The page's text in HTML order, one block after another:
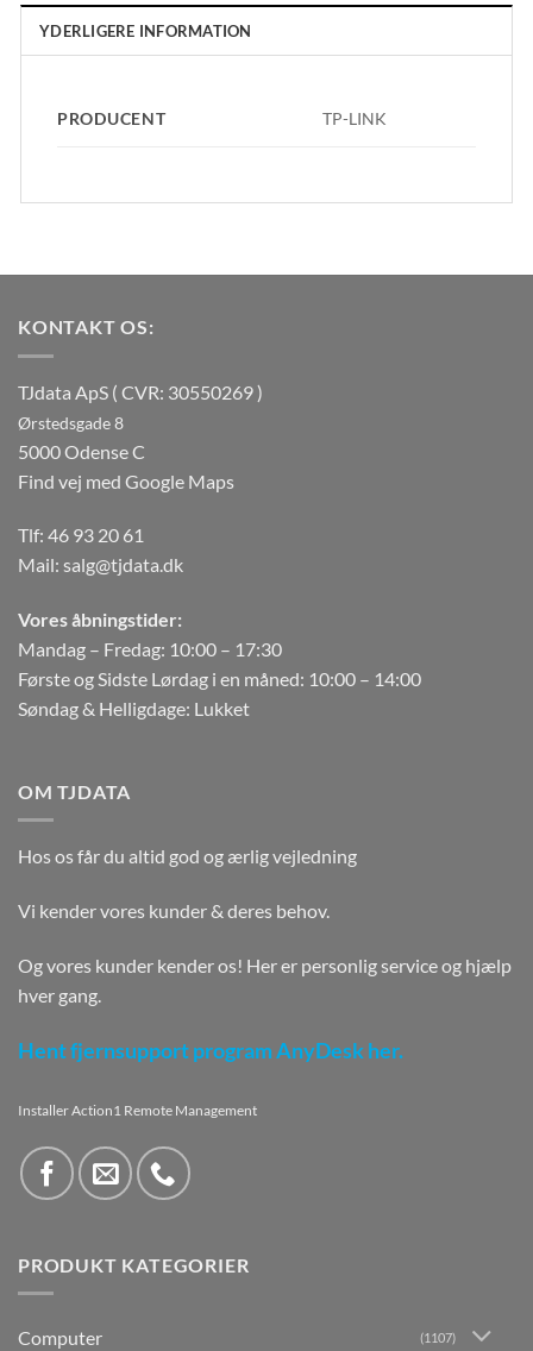
YDERLIGERE INFORMATION
PRODUCENT TP-LINK
KONTAKT OS:
TJdata ApS ( CVR: 30550269 )
Ørstedsgade 8
5000 Odense C
Find vej med Google Maps
Tlf: 46 93 20 61
Mail: salg@tjdata.dk
Vores åbningstider:
Mandag – Fredag: 10:00 – 17:30
Første og Sidste Lørdag i en måned: 10:00 – 14:00
Søndag & Helligdage: Lukket
OM TJDATA
Hos os får du altid god og ærlig vejledning
Vi kender vores kunder & deres behov.
Og vores kunder kender os! Her er personlig service og hjælp
hver gang.
Hent fjernsupport program AnyDesk her.
Installer Action1 Remote Management
PRODUKT KATEGORIER
Computer (1107)